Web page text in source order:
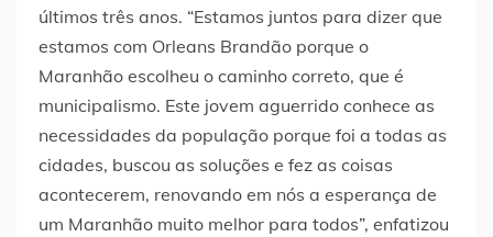
últimos três anos. “Estamos juntos para dizer que
estamos com Orleans Brandão porque o
Maranhão escolheu o caminho correto, que é
municipalismo. Este jovem aguerrido conhece as
necessidades da população porque foi a todas as
cidades, buscou as soluções e fez as coisas
acontecerem, renovando em nós a esperança de
um Maranhão muito melhor para todos”, enfatizou